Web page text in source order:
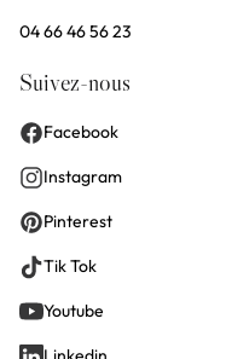
04 66 46 56 23
Suivez-nous
Facebook
Instagram
Pinterest
Tik Tok
Youtube